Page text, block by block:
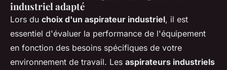
industriel adapté
Lors du choix d'un aspirateur industriel, il est
essentiel d'évaluer la performance de l'équipement
en fonction des besoins spécifiques de votre
environnement de travail. Les aspirateurs industriels